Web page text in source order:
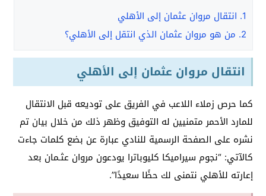
1. انتقال مروان عثمان إلى الأهلي
2. من هو مروان عثمان الذي انتقل إلى الأهلي؟
انتقال مروان عثمان إلى الأهلي
كما حرص زملاء اللاعب في الفريق على توديعه قبل الانتقال
للمارد الأحمر متمنيين له التوفيق وظهر ذلك من خلال بيان تم
نشره على الصفحة الرسمية للنادي عبارة عن بضع كلمات جاءت
كالآتي: “نجوم سيراميكا كليوباترا يودعون مروان عثـمان بعد
إعارته للأهلي نتمنى لك حظًا سعيدًا”.